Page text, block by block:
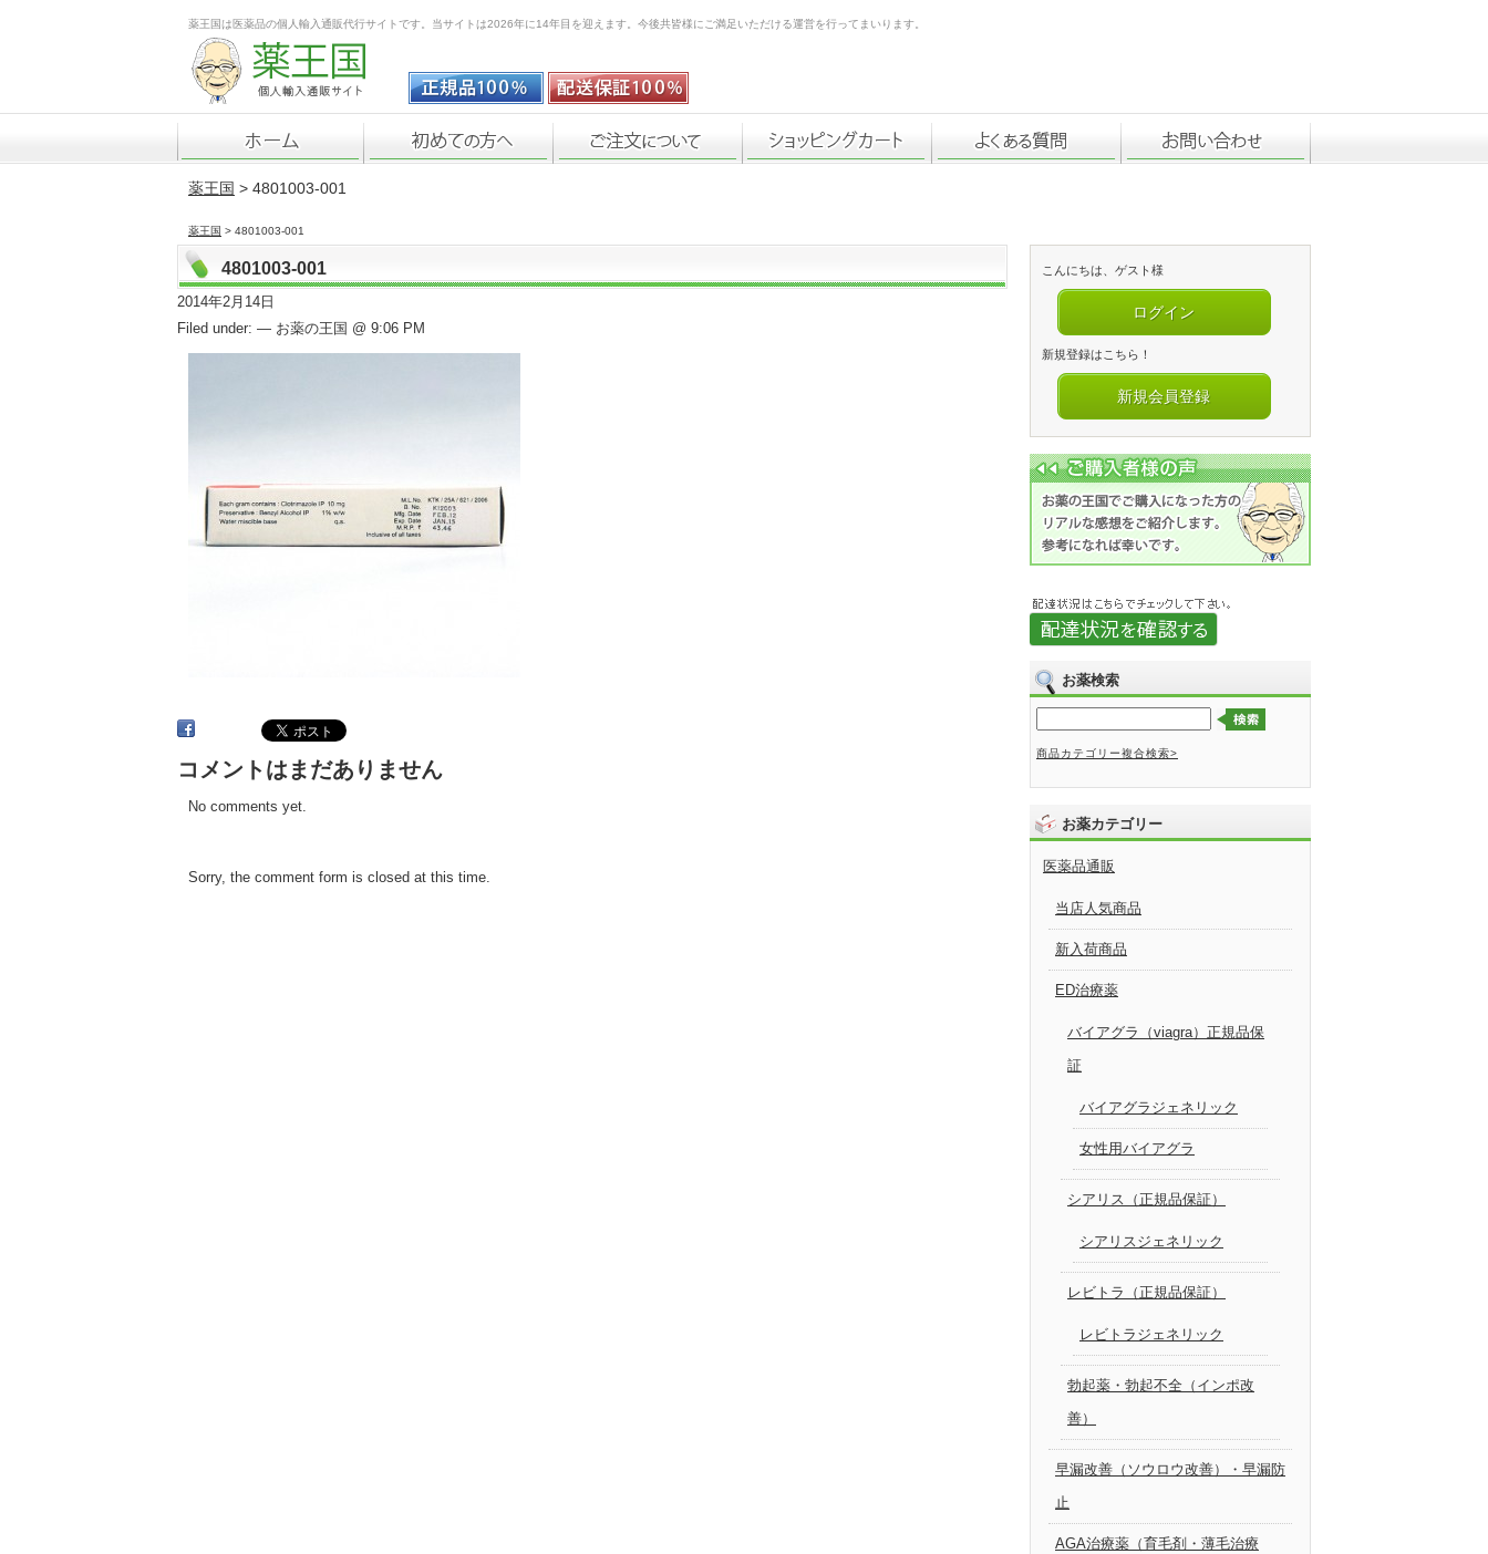
薬王国は医薬品の個人輸入通販代行サイトです。当サイトは2026年に14年目を迎えます。今後共皆様にご満足いただける運営を行ってまいります。
薬王国 > 4801003-001
薬王国 > 4801003-001
4801003-001
2014年2月14日
Filed under: — お薬の王国 @ 9:06 PM
コメントはまだありません
No comments yet.
Sorry, the comment form is closed at this time.
こんにちは、ゲスト様
ログイン
新規登録はこちら！
新規会員登録
お薬検索
商品カテゴリー複合検索>
お薬カテゴリー
医薬品通販
当店人気商品
新入荷商品
ED治療薬
バイアグラ（viagra）正規品保
証
バイアグラジェネリック
女性用バイアグラ
シアリス（正規品保証）
シアリスジェネリック
レビトラ（正規品保証）
レビトラジェネリック
勃起薬・勃起不全（インポ改
善）
早漏改善（ソウロウ改善）・早漏防
止
AGA治療薬（育毛剤・薄毛治療